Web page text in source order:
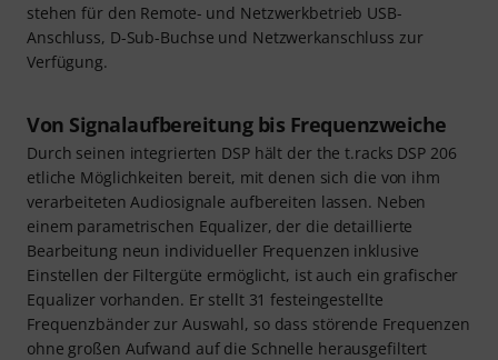
stehen für den Remote- und Netzwerkbetrieb USB-
Anschluss, D-Sub-Buchse und Netzwerkanschluss zur
Verfügung.
Von Signalaufbereitung bis Frequenzweiche
Durch seinen integrierten DSP hält der the t.racks DSP 206
etliche Möglichkeiten bereit, mit denen sich die von ihm
verarbeiteten Audiosignale aufbereiten lassen. Neben
einem parametrischen Equalizer, der die detaillierte
Bearbeitung neun individueller Frequenzen inklusive
Einstellen der Filtergüte ermöglicht, ist auch ein grafischer
Equalizer vorhanden. Er stellt 31 festeingestellte
Frequenzbänder zur Auswahl, so dass störende Frequenzen
ohne großen Aufwand auf die Schnelle herausgefiltert